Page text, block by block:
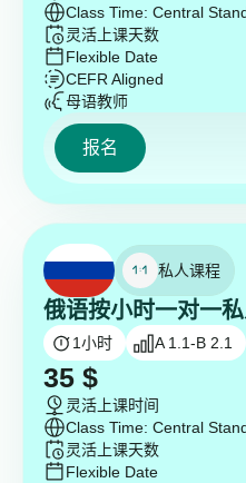
Class Time: Central
灵活上课天数
Flexible Date
CEFR Aligned
母语教师
报名
私人课程
俄语按小时一对一
1小时 A 1.1-B 2.1
35 $
灵活上课时间
Class Time: Central
灵活上课天数
Flexible Date